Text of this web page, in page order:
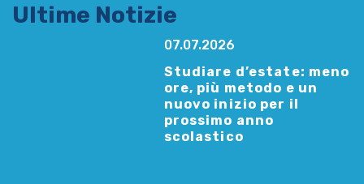
Ultime Notizie
07.07.2026
Studiare d’estate: meno
ore, più metodo e un
nuovo inizio per il
prossimo anno
scolastico